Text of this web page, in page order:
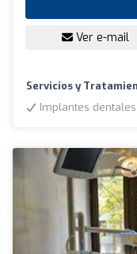
Ver e-mail
Servicios y
Implantes dentales